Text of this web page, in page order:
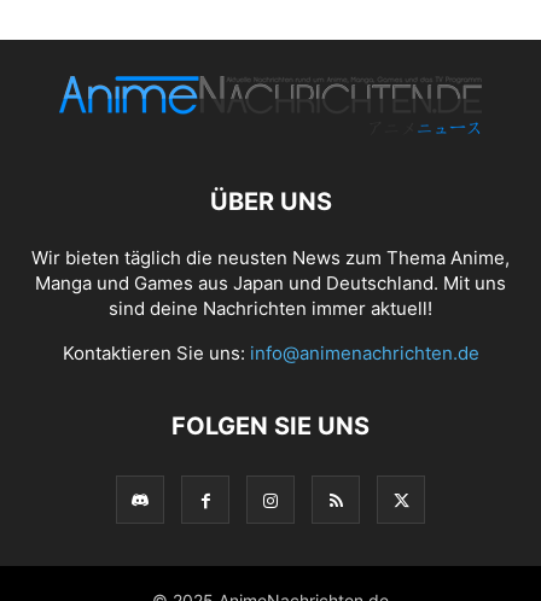
ÜBER UNS
Wir bieten täglich die neusten News zum Thema Anime,
Manga und Games aus Japan und Deutschland. Mit uns
sind deine Nachrichten immer aktuell!
Kontaktieren Sie uns: info@animenachrichten.de
FOLGEN SIE UNS